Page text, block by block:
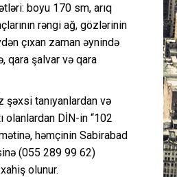
Əlaqə
boyu 170 sm, arıq
rəngi ağ, gözlərinin
çıxan zaman əynində
qara şalvar və qara
şəxsi tanıyanlardan və
olanlardan DİN-in “102
həmçinin Sabirabad
(055 289 99 62)
olunur.